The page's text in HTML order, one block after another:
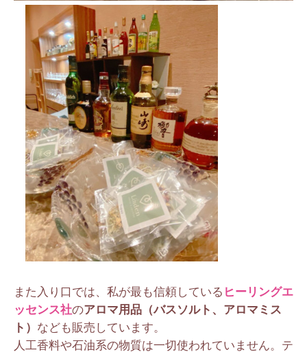
また入り口では、私が最も信頼している ヒーリングエ
ッセンス社のアロマ用品（バスソルト、アロマミス
ト） なども販売しています。
人工香料や石油系の物質は一切使われていません。テ